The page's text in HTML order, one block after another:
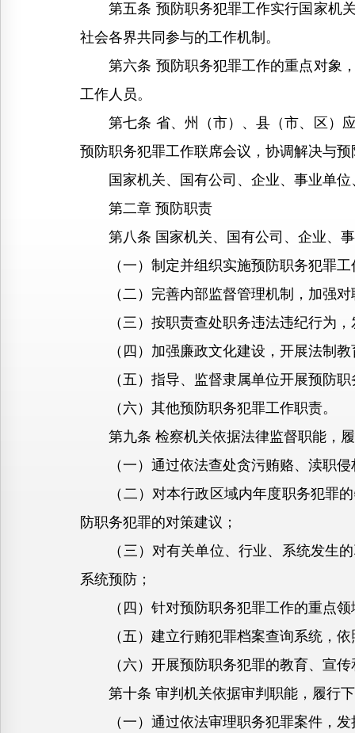
第五条 预防职务犯罪工作实行国家机关
社会各界共同参与的工作机制。
第六条 预防职务犯罪工作的重点对象，
工作人员。
第七条 省、州（市）、县（市、区）应
预防职务犯罪工作联席会议，协调解决与
国家机关、国有公司、企业、事业单位
第二章 预防职责
第八条 国家机关、国有公司、企业、事
（一）制定并组织实施预防职务犯罪工
（二）完善内部监督管理机制，加强对
（三）按职责查处职务违法违纪行为，
（四）加强廉政文化建设，开展法制教
（五）指导、监督隶属单位开展预防职
（六）其他预防职务犯罪工作职责。
第九条 检察机关依据法律监督职能，履
（一）通过依法查处贪污贿赂、渎职侵
（二）对本行政区域内年度职务犯罪的
防职务犯罪的对策建议；
（三）对有关单位、行业、系统发生的
系统预防；
（四）针对预防职务犯罪工作的重点领
（五）建立行贿犯罪档案查询系统，依
（六）开展预防职务犯罪的教育、宣传
第十条 审判机关依据审判职能，履行下
（一）通过依法审理职务犯罪案件，发